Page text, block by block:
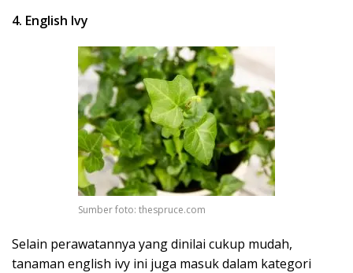
4. English Ivy
Sumber foto: thespruce.com
Selain perawatannya yang dinilai cukup mudah,
tanaman english ivy ini juga masuk dalam kategori